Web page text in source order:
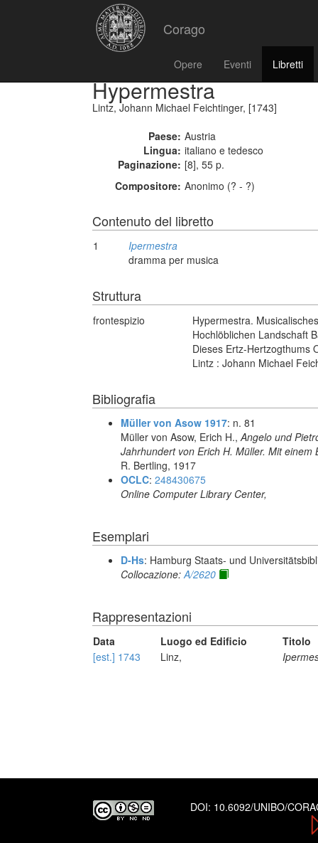
Corago
Opere Eventi Libretti
Hypermestra
Lintz, Johann Michael Feichtinger, [1743]
Paese: Austria
Lingua: italiano e tedesco
Paginazione: [8], 55 p.
Compositore: Anonimo (? - ?)
Contenuto del libretto
1
Ipermestra
dramma per musica
Struttura
frontespizio
Hypermestra.
Hochlöblichen Landschaft
Dieses Ertz-Hertzogthums
Lintz : Johann Michael
Bibliografia
Müller von Asow 1917: n. 81
Müller von Asow, Erich H.,Angelo und
Jahrhundert von Erich H. Müller. Mit
R. Bertling, 1917
OCLC: 248430675
Online Computer Library Center,
Esemplari
D-Hs: Hamburg Staats- und
Collocazione:A/2620
Rappresentazioni
Data Luogo ed Edificio
Titolo
[est.] 1743
Linz,
DOI: 10.6092/UNIBO/